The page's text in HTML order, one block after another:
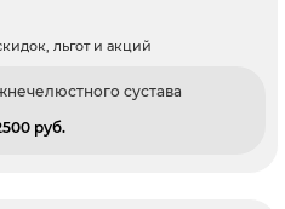
льгот и акций
сустава
pуб.